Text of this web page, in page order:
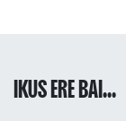
IKUS ERE BAI...